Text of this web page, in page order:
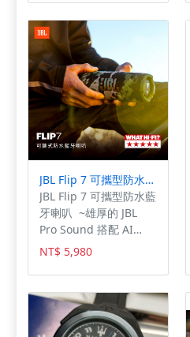
闆瘋了，超級便宜價給
您,一輩子至少要擁有一
次👊💪💪💪
JBL Flip 7 可攜型防水藍牙喇叭
JBL Flip 7 可攜型防水藍
牙喇叭 ~雄厚的 JBL
Pro Sound 搭配 AI
Sound Boost ~播放時
間長達 16 小時 ~透過
Auracast 進行多喇叭連
接
NT$ 5,980